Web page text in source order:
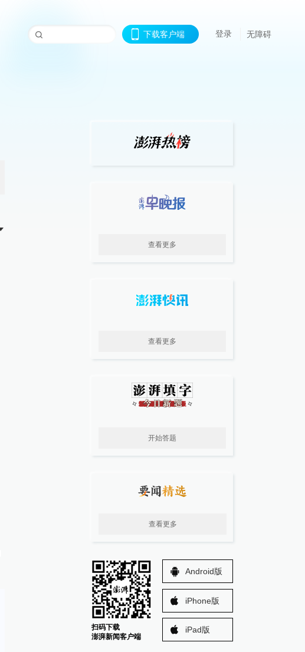
下载客户端 登录 无障碍
查看更多
查看更多
开始答题
查看更多
扫码下载
澎湃新闻客户端
Android版
iPhone版
iPad版